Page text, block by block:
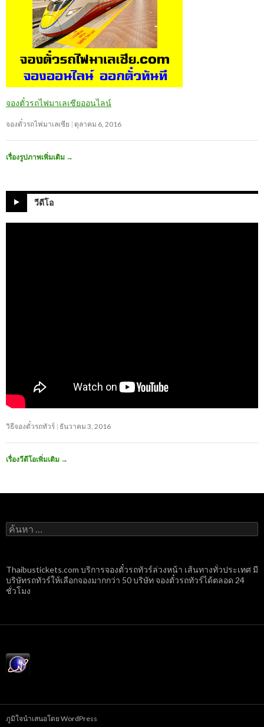
จองตั๋วรถไฟมาเลเซียออนไลน์
จองตั๋วรถไฟมาเลเซีย ตุลาคม 6, 2016
เรื่องรูปภาพเพิ่มเติม →
วีดีโอ
วิธีจองตั๋วรถทัวร์ ธันวาคม 3, 2016
เรื่องวีดีโอเพิ่มเติม →
ค้นหา
สำหรับ:
Thaibustickets.com บริการจองตั๋วรถทัวร์ล่วงหน้า เส้นทางทั่วประเทศ มี
บริษัทรถทัวร์ให้เลือกจองมากกว่า 50 บริษัท จองตั๋วรถทัวร์ได้ตลอด 24
ชั่วโมง
ภูมิใจนำเสนอโดย WordPress